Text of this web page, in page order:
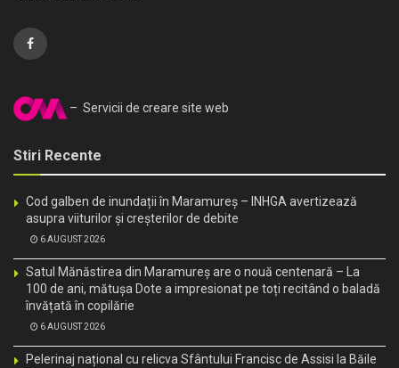
– Servicii de creare site web
Stiri Recente
Cod galben de inundații în Maramureș – INHGA avertizează
asupra viiturilor și creșterilor de debite
6 AUGUST 2026
Satul Mănăstirea din Maramureș are o nouă centenară – La
100 de ani, mătușa Dote a impresionat pe toți recitând o baladă
învățată în copilărie
6 AUGUST 2026
Pelerinaj național cu relicva Sfântului Francisc de Assisi la Băile